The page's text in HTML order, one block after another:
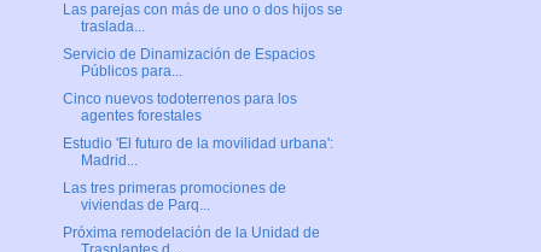
Las parejas con más de uno o dos hijos se
traslada...
Servicio de Dinamización de Espacios
Públicos para...
Cinco nuevos todoterrenos para los
agentes forestales
Estudio 'El futuro de la movilidad urbana':
Madrid...
Las tres primeras promociones de
viviendas de Parq...
Próxima remodelación de la Unidad de